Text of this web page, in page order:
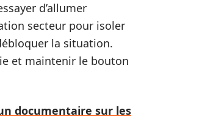
d’allumer
secteur pour isoler
la situation.
et maintenir le bouton
documentaire sur les